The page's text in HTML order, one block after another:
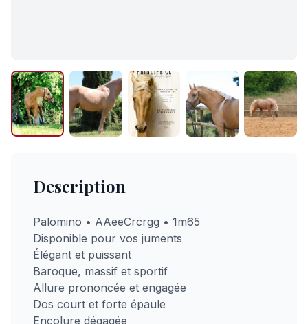
Description
Palomino • AAeeCrcrgg • 1m65
Disponible pour vos juments
Élégant et puissant
Baroque, massif et sportif
Allure prononcée et engagée
Dos court et forte épaule
Encolure dégagée